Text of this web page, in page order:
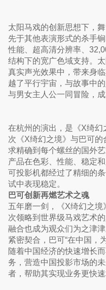
太阳马戏的创新思想下，
先于其他表演形式的杀手
性能、超高清分辨率、
结构下的宽广色域支持。
真实声光效果中，带来身
越了平行宇宙，与故事中
与男女主人公一同冒险，成
在杭州的演出，是《X绮
次《X绮幻之境》与巴可
求精确到每个螺丝的国外
产品在色彩、性能、稳定
可投影机都经过了精细的
试中表现稳定。
巴可创新再燃艺术之魂
五年磨一剑，《X绮幻之
次领略到世界级马戏艺术
融合也成为观众们为之津
紧密契合，巴可“在中国，
随着中国经济的快速增长
务，营造中国投影市场的
者，帮助其实现业务更快速